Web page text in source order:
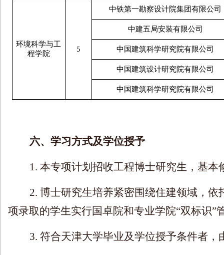
环境科学与工
程学院
5
中铁第一勘察设计院集团有限公司
中建五局安装有限公司
中国建筑科学研究院有限公司
中国建筑设计研究院有限公司
中国建筑科学研究院有限公司
六、学习方式及学位授予
1. 本专项计划招收工程博士研究生，基
2. 博士研究生培养紧密围绕住建领域，
项录取的学生实行国卓院和专业学院“双标识”
3. 符合天津大学毕业及学位授予条件者